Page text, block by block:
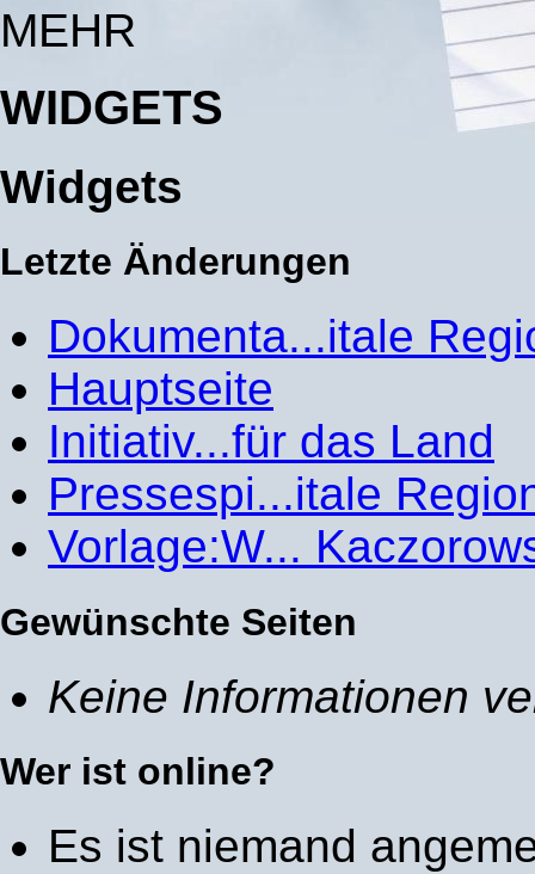
MEHR
WIDGETS
Widgets
Letzte Änderungen
Dokumenta...itale
Hauptseite
Initiativ...für das Land
Pressespi...itale
Vorlage:W...
Gewünschte Seiten
Keine Informationen
Wer ist online?
Es ist niemand